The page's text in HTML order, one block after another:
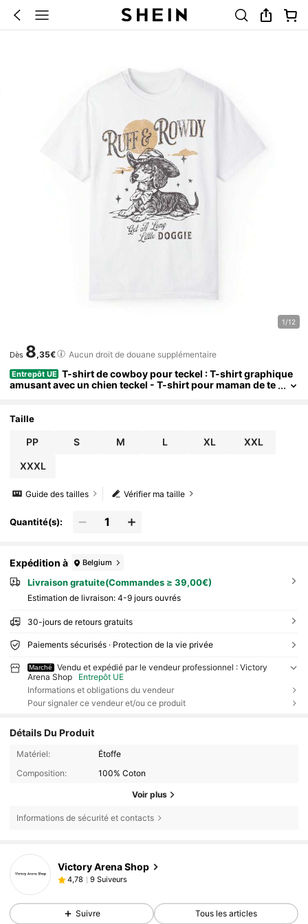
1/12
Dès 8,35€ Aucun droit de douane supplémentaire
Entrepôt UE T-shirt de cowboy pour teckel : T-shirt graphique
amusant avec un chien teckel - T-shirt pour maman de te
Taille
PP S M L XL XXL
XXXL
Vérifier ma taille
Guide des tailles
Quantité(s):
Expédition à Belgium
Livraison gratuite(Commandes ≥ 39,00€)
Estimation de livraison: 4-9 jours ouvrés
30-jours de retours gratuits
Paiements sécurisés · Protection de la vie privée
Marché
Vendu et expédié par le vendeur professionnel : Victory
Arena Shop
Entrepôt UE
Informations et obligations du vendeur
Pour signaler ce vendeur et/ou ce produit
Détails Du Produit
Matériel:
Étoffe
Composition:
100% Coton
Voir plus
Informations de sécurité et contacts
Victory Arena Shop
4,78 9 Suiveurs
Suivre Tous les articles